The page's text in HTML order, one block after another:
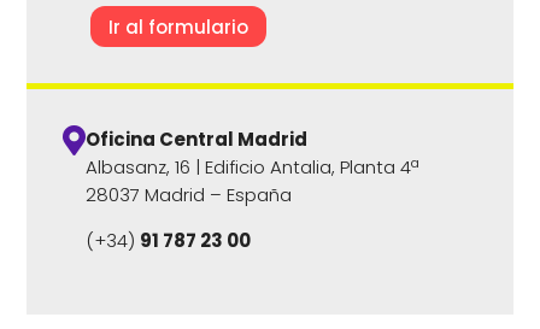
Ir al formulario
Oficina Central Madrid
Albasanz, 16 | Edificio Antalia, Planta 4ª
28037 Madrid – España
(+34) 91 787 23 00